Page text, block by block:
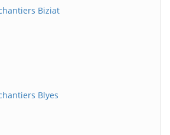
Biziat
Blyes